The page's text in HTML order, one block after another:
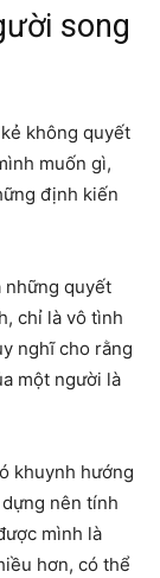
song
không quyết
muốn gì,
định kiến
những quyết
chỉ là vô tình
nghĩ cho rằng
một người là
khuynh hướng
nên tính
mình là
hơn, có thể